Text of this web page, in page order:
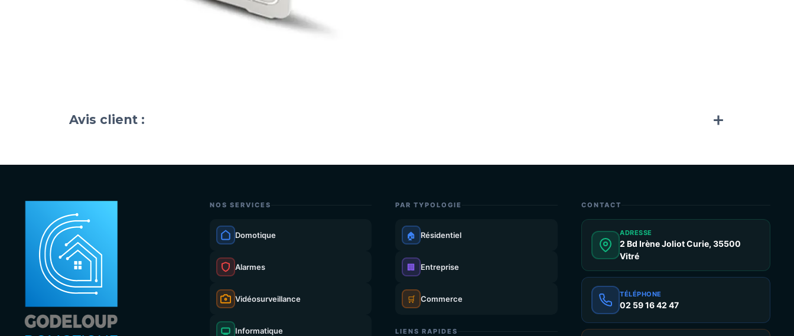
Avis client :
NOS SERVICES
Domotique
Alarmes
Vidéosurveillance
Informatique
PAR TYPOLOGIE
🏠 Résidentiel
🏢 Entreprise
🛒 Commerce
LIENS RAPIDES
CONTACT
ADRESSE
2 Bd Irène Joliot Curie, 35500
Vitré
TÉLÉPHONE
02 59 16 42 47